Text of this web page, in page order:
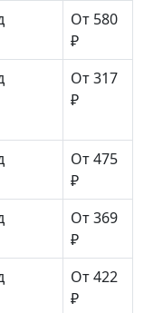
От 580
₽
От 317
₽
От 475
₽
От 369
₽
От 422
₽